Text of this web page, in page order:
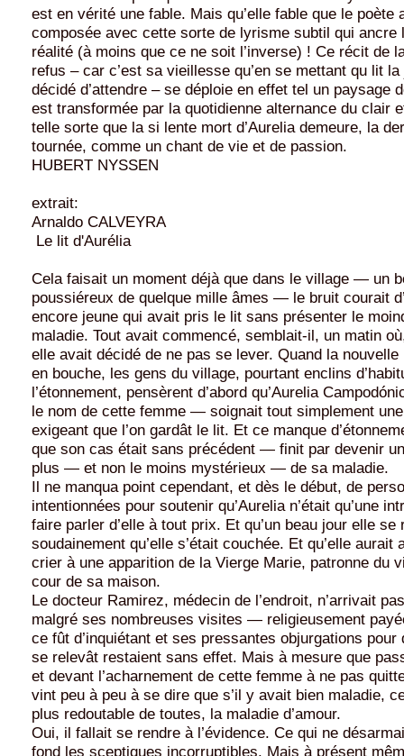
est en vérité une fable. Mais qu’elle fable que le poète
composée avec cette sorte de lyrisme subtil qui ancre
réalité (à moins que ce ne soit l’inverse) ! Ce récit de
refus – car c’est sa vieillesse qu’en se mettant qu lit
décidé d’attendre – se déploie en effet tel un paysage
est transformée par la quotidienne alternance du clair
telle sorte que la si lente mort d’Aurelia demeure, la
tournée, comme un chant de vie et de passion.
HUBERT NYSSEN
extrait:
Arnaldo CALVEYRA
Le lit d'Aurélia
Cela faisait un moment déjà que dans le village — un
poussiéreux de quelque mille âmes — le bruit courait
encore jeune qui avait pris le lit sans présenter le
maladie. Tout avait commencé, semblait-il, un matin
elle avait décidé de ne pas se lever. Quand la nouvelle
en bouche, les gens du village, pourtant enclins
l’étonnement, pensèrent d’abord qu’Aurelia
le nom de cette femme — soignait tout simplement
exigeant que l’on gardât le lit. Et ce manque
que son cas était sans précédent — finit par devenir
plus — et non le moins mystérieux — de sa maladie.
Il ne manqua point cependant, et dès le début, de
intentionnées pour soutenir qu’Aurelia n’était qu’une
faire parler d’elle à tout prix. Et qu’un beau jour elle
soudainement qu’elle s’était couchée. Et qu’elle aurait
crier à une apparition de la Vierge Marie, patronne du
cour de sa maison.
Le docteur Ramirez, médecin de l’endroit, n’arrivait
malgré ses nombreuses visites — religieusement
ce fût d’inquiétant et ses pressantes objurgations pour
se relevât restaient sans effet. Mais à mesure que
et devant l’acharnement de cette femme à ne pas
vint peu à peu à se dire que s’il y avait bien maladie,
plus redoutable de toutes, la maladie d’amour.
Oui, il fallait se rendre à l’évidence. Ce qui ne
fond les sceptiques incorruptibles. Mais à présent